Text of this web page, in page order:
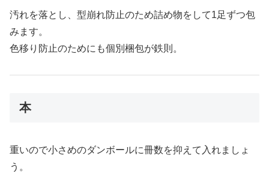
汚れを落とし、型崩れ防止のため詰め物をして1足ずつ包
みます。
色移り防止のためにも個別梱包が鉄則。
本
重いので小さめのダンボールに冊数を抑えて入れましょ
う。